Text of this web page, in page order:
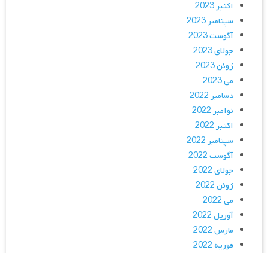
اکتبر 2023
سپتامبر 2023
آگوست 2023
جولای 2023
ژوئن 2023
می 2023
دسامبر 2022
نوامبر 2022
اکتبر 2022
سپتامبر 2022
آگوست 2022
جولای 2022
ژوئن 2022
می 2022
آوریل 2022
مارس 2022
فوریه 2022